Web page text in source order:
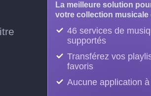
La meilleure solution
votre collection musicale
46 services de
supportés
Transférez vos
favoris
Aucune application